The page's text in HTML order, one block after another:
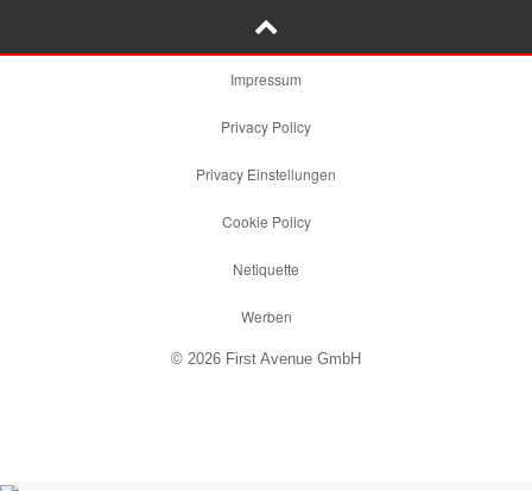
Impressum
Privacy Policy
Privacy Einstellungen
Cookie Policy
Netiquette
Werben
© 2026 First Avenue GmbH